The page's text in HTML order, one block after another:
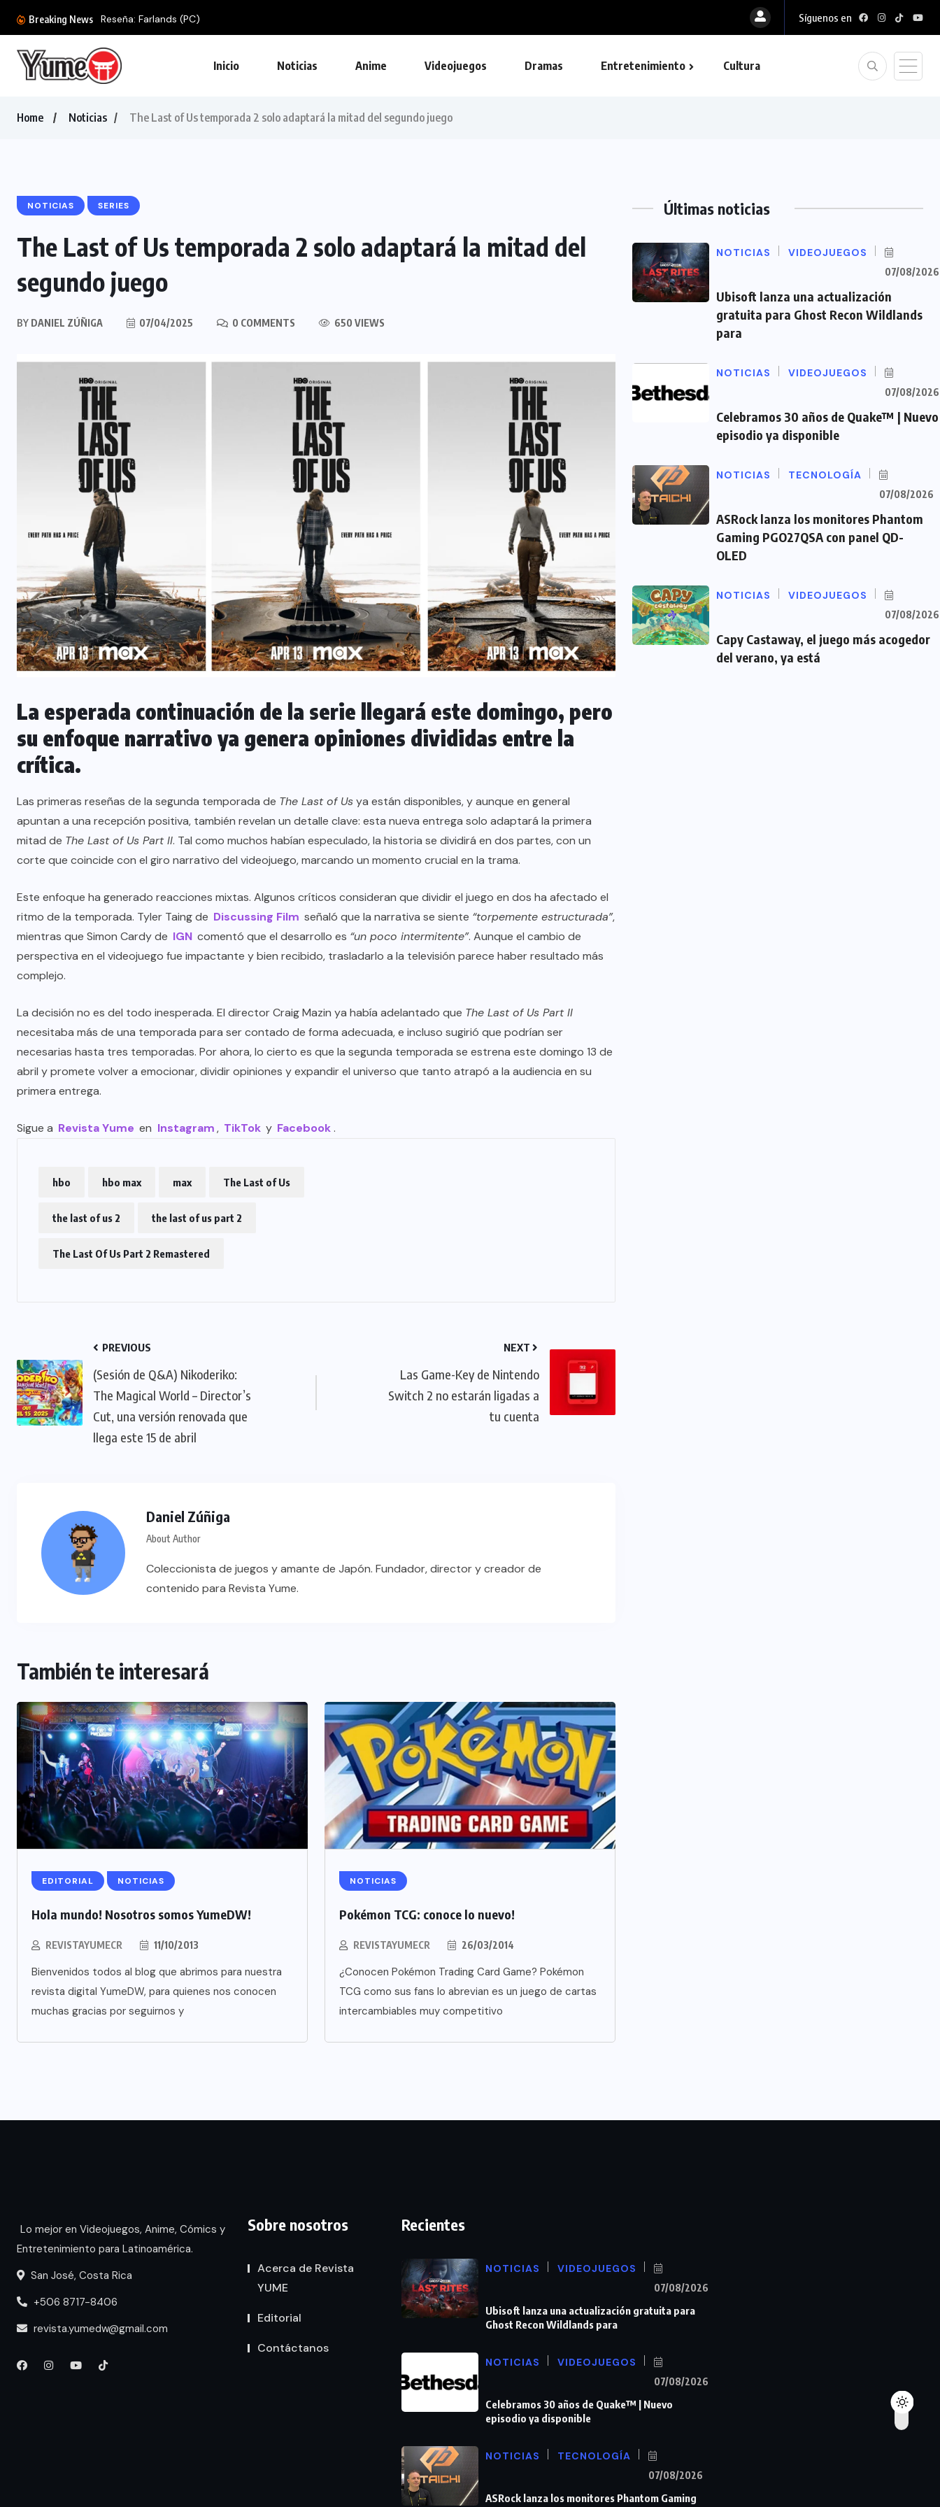
Breaking News Reseña: Farlands (PC) Síguenos en
Inicio Noticias Anime Videojuegos Dramas Entretenimiento Cultura
Home Noticias The Last of Us temporada 2 solo adaptará la mitad del segundo juego
NOTICIAS SERIES
The Last of Us temporada 2 solo adaptará la mitad del
segundo juego
BY DANIEL ZÚÑIGA 07/04/2025 0 COMMENTS 650 VIEWS
La esperada continuación de la serie llegará este domingo, pero
su enfoque narrativo ya genera opiniones divididas entre la
crítica.
Las primeras reseñas de la segunda temporada de The Last of Usya están disponibles, y aunque en general
apuntan a una recepción positiva, también revelan un detalle clave: esta nueva entrega solo adaptará la primera
mitad de The Last of Us Part II. Tal como muchos habían especulado, la historia se dividirá en dos partes, con un
corte que coincide con el giro narrativo del videojuego, marcando un momento crucial en la trama.
Este enfoque ha generado reacciones mixtas. Algunos críticos consideran que dividir el juego en dos ha afectado el
ritmo de la temporada. Tyler Taing de Discussing Film señaló que la narrativa se siente “torpemente estructurada”,
mientras que Simon Cardy de IGN comentó que el desarrollo es “un poco intermitente”. Aunque el cambio de
perspectiva en el videojuego fue impactante y bien recibido, trasladarlo a la televisión parece haber resultado más
complejo.
La decisión no es del todo inesperada. El director Craig Mazin ya había adelantado que The Last of Us Part II
necesitaba más de una temporada para ser contado de forma adecuada, e incluso sugirió que podrían ser
necesarias hasta tres temporadas. Por ahora, lo cierto es que la segunda temporada se estrena este domingo 13 de
abril y promete volver a emocionar, dividir opiniones y expandir el universo que tanto atrapó a la audiencia en su
primera entrega.
Sigue a Revista Yume en Instagram, TikTok y Facebook.
hbo hbo max max The Last of Us
the last of us 2 the last of us part 2
The Last Of Us Part 2 Remastered
PREVIOUS
(Sesión de Q&A) Nikoderiko:
The Magical World – Director’s
Cut, una versión renovada que
llega este 15 de abril
NEXT
Las Game-Key de Nintendo
Switch 2 no estarán ligadas a
tu cuenta
Daniel Zúñiga
About Author
Coleccionista de juegos y amante de Japón. Fundador, director y creador de
contenido para Revista Yume.
También te interesará
EDITORIAL NOTICIAS
Hola mundo! Nosotros somos YumeDW!
REVISTAYUMECR 11/10/2013
Bienvenidos todos al blog que abrimos para nuestra
revista digital YumeDW, para quienes nos conocen
muchas gracias por seguirnos y
NOTICIAS
Pokémon TCG: conoce lo nuevo!
REVISTAYUMECR 26/03/2014
¿Conocen Pokémon Trading Card Game? Pokémon
TCG como sus fans lo abrevian es un juego de cartas
intercambiables muy competitivo
Últimas noticias
NOTICIAS VIDEOJUEGOS
07/08/2026
Ubisoft lanza una actualización
gratuita para Ghost Recon Wildlands
para
NOTICIAS VIDEOJUEGOS
07/08/2026
Celebramos 30 años de Quake™ | Nuevo
episodio ya disponible
NOTICIAS TECNOLOGÍA
07/08/2026
ASRock lanza los monitores Phantom
Gaming PGO27QSA con panel QD-
OLED
NOTICIAS VIDEOJUEGOS
07/08/2026
Capy Castaway, el juego más acogedor
del verano, ya está
Lo mejor en Videojuegos, Anime, Cómics y
Entretenimiento para Latinoamérica.
San José, Costa Rica
+506 8717-8406
revista.yumedw@gmail.com
Sobre nosotros
Acerca de Revista
YUME
Editorial
Contáctanos
Recientes
NOTICIAS VIDEOJUEGOS
07/08/2026
Ubisoft lanza una actualización gratuita para
Ghost Recon Wildlands para
NOTICIAS VIDEOJUEGOS
07/08/2026
Celebramos 30 años de Quake™ | Nuevo
episodio ya disponible
NOTICIAS TECNOLOGÍA
07/08/2026
ASRock lanza los monitores Phantom Gaming